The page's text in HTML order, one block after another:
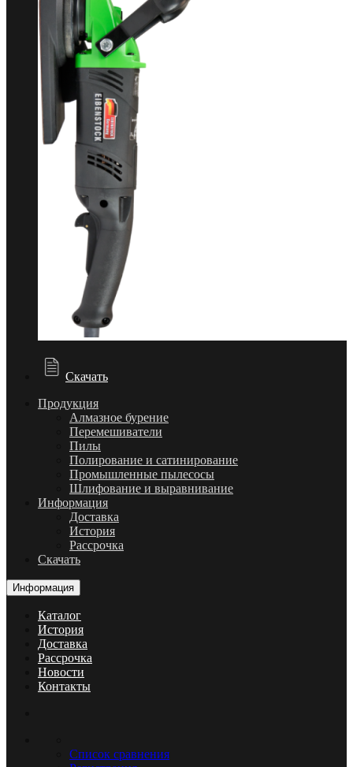
Скачать
Продукция
Алмазное бурение
Перемешиватели
Пилы
Полирование и сатинирование
Промышленные пылесосы
Шлифование и выравнивание
Информация
Доставка
История
Рассрочка
Скачать
Информация
Каталог
История
Доставка
Рассрочка
Новости
Контакты
Список сравнения